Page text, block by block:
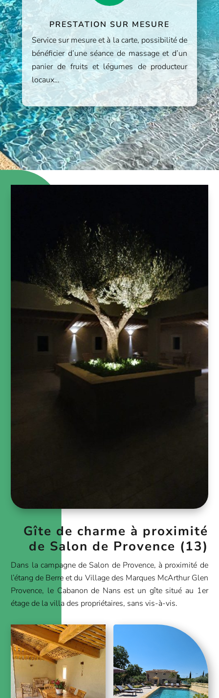
PRESTATION SUR MESURE
Service sur mesure et à la carte, possibilité de
bénéficier d’une séance de massage et d’un
panier de fruits et légumes de producteur
locaux…
Gîte de charme à proximité
de Salon de Provence (13)
Dans la campagne de Salon de Provence, à proximité de
l’étang de Berre et du Village des Marques McArthur Glen
Provence, le Cabanon de Nans est un gîte situé au 1er
étage de la villa des propriétaires, sans vis-à-vis.